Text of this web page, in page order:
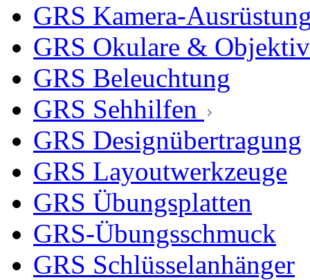
GRS Kamera-
GRS Okulare &
GRS Beleuchtung
GRS Sehhilfen
GRS Designübertragung
GRS Layoutwerkzeuge
GRS Übungsplatten
GRS-Übungsschmuck
GRS Schlüsselanhänger